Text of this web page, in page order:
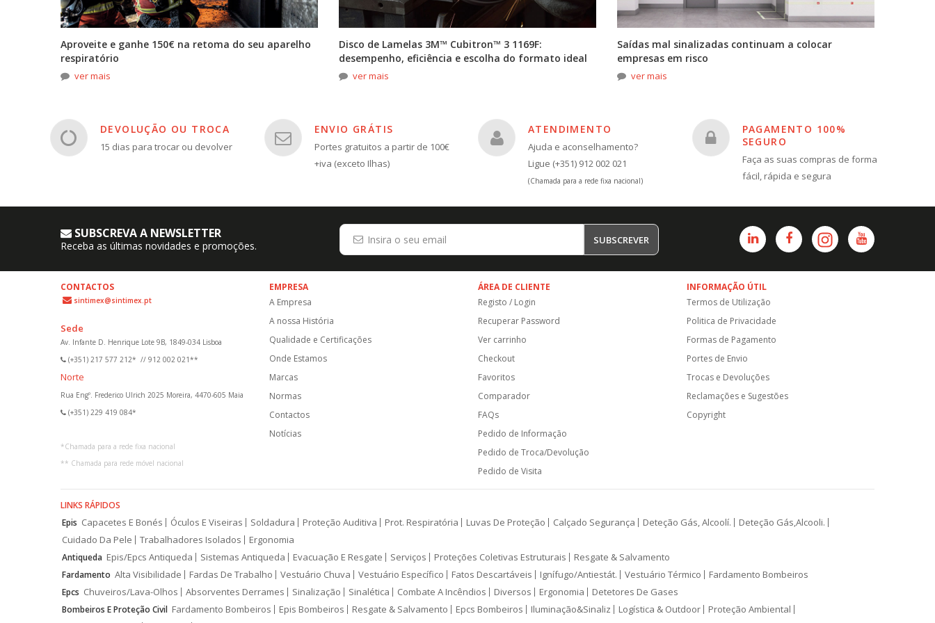
Aproveite e ganhe 150€ na retoma do seu aparelho
respiratório
ver mais
Disco de Lamelas 3M™ Cubitron™ 3 1169F:
desempenho, eficiência e escolha do formato ideal
ver mais
Saídas mal sinalizadas continuam a colocar
empresas em risco
ver mais
DEVOLUÇÃO OU TROCA
15 dias para trocar ou devolver
ENVIO GRÁTIS
Portes gratuitos a partir de 100€
+iva (exceto Ilhas)
ATENDIMENTO
Ajuda e aconselhamento?
Ligue (+351) 912 002 021
(Chamada para a rede fixa nacional)
PAGAMENTO 100%
SEGURO
Faça as suas compras de forma
fácil, rápida e segura
SUBSCREVA A NEWSLETTER
Receba as últimas novidades e promoções. SUBSCREVER
CONTACTOS
sintimex@sintimex.pt
Sede
Av. Infante D. Henrique Lote 9B, 1849-034 Lisboa
(+351) 217 577 212* // 912 002 021**
Norte
Rua Engº. Frederico Ulrich 2025 Moreira, 4470-605 Maia
(+351) 229 419 084*
*Chamada para a rede fixa nacional
** Chamada para rede móvel nacional
EMPRESA
A Empresa
A nossa História
Qualidade e Certificações
Onde Estamos
Marcas
Normas
Contactos
Notícias
ÁREA DE CLIENTE
Registo / Login
Recuperar Password
Ver carrinho
Checkout
Favoritos
Comparador
FAQs
Pedido de Informação
Pedido de Troca/Devolução
Pedido de Visita
INFORMAÇÃO ÚTIL
Termos de Utilização
Politica de Privacidade
Formas de Pagamento
Portes de Envio
Trocas e Devoluções
Reclamações e Sugestões
Copyright
LINKS RÁPIDOS
Epis Capacetes E Bonés Óculos E Viseiras Soldadura Proteção Auditiva Prot. Respiratória Luvas De Proteção Calçado Segurança Deteção Gás, Alcoolí.
Deteção Gás,Alcooli.
Cuidado Da Pele
Trabalhadores Isolados Ergonomia
Antiqueda Epis/Epcs Antiqueda Sistemas Antiqueda Evacuação E Resgate Serviços Proteções Coletivas Estruturais Resgate & Salvamento
Fardamento Alta Visibilidade Fardas De Trabalho Vestuário Chuva Vestuário Específico Fatos Descartáveis Ignífugo/Antiestát. Vestuário Térmico Fardamento Bombeiros
Epcs Chuveiros/Lava-Olhos Absorventes Derrames Sinalização Sinalética Combate A Incêndios Diversos Ergonomia Detetores De Gases
Bombeiros E Proteção Civil Fardamento Bombeiros Epis Bombeiros Resgate & Salvamento Epcs Bombeiros Iluminação&Sinaliz Logística & Outdoor
Proteção Ambiental